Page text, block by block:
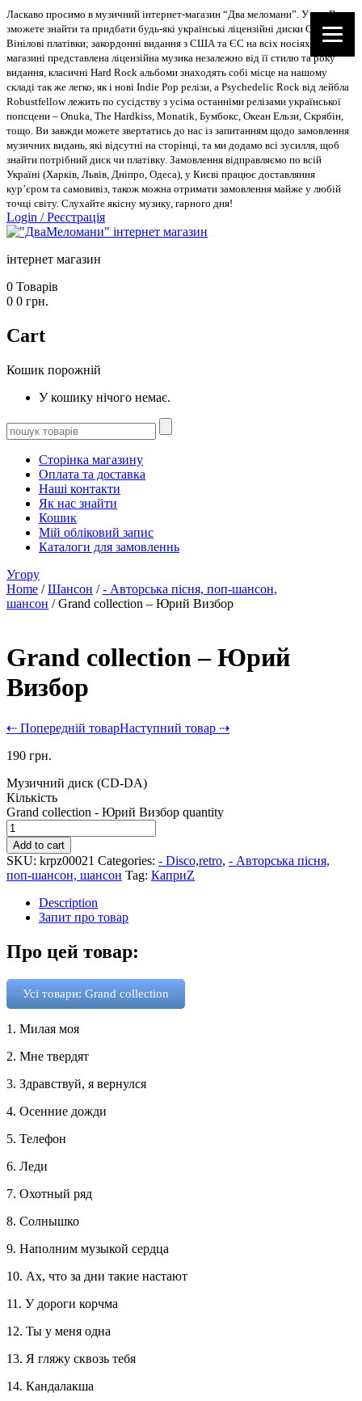
Ласкаво просимо в музичний інтернет-магазин “Два меломани”. У нас Ви
зможете знайти та придбати будь-які українські ліцензійні диски CD, DVD,
Вінілові платівки; закордонні видання з США та ЄС на всіх носіях. В
магазині представлена ліцензійна музика незалежно від її стилю та року
видання, класичні Hard Rock альбоми знаходять собі місце на нашому
складі так же легко, як і нові Indie Pop релізи, а Psychedelic Rock від лейбла
Robustfellow лежить по сусідству з усіма останніми релізами української
попсцени – Onuka, The Hardkiss, Monatik, Бумбокс, Океан Ельзи, Скрябін,
тощо. Ви завжди можете звертатись до нас із запитанням щодо замовлення
музичних видань, які відсутні на сторінці, та ми додамо всі зусилля, щоб
знайти потрібний диск чи платівку. Замовлення відправляємо по всій
Україні (Харків, Львів, Дніпро, Одеса), у Києві працює доставляння
кур’єром та самовивіз, також можна отримати замовлення майже у любій
точці світу. Слухайте якісну музику, гарного дня!
Login /Реєстрація
інтернет магазин
0 Товарів
0 0 грн.
Cart
Кошик порожній
У кошику нічого немає.
Сторінка магазину
Оплата та доставка
Наші контакти
Як нас знайти
Кошик
Мій обліковий запис
Каталоги для замовленнь
Угору
Home /Шансон /- Авторська пісня, поп-шансон,
шансон / Grand collection – Юрий Визбор
Grand collection – Юрий
Визбор
⇠ Попередній товарНаступний товар ⇢
190 грн.
Музичний диск (CD-DA)
Кількість
Grand collection - Юрий Визбор quantity
Add to cart
SKU: krpz00021 Categories: - Disco,retro, - Авторська пісня,
поп-шансон, шансон Tag: КаприZ
Description
Запит про товар
Про цей товар:
Усі товари: Grand collection
1. Милая моя
2. Мне твердят
3. Здравствуй, я вернулся
4. Осенние дожди
5. Телефон
6. Леди
7. Охотный ряд
8. Солнышко
9. Наполним музыкой сердца
10. Ах, что за дни такие настают
11. У дороги корчма
12. Ты у меня одна
13. Я гляжу сквозь тебя
14. Кандалакша